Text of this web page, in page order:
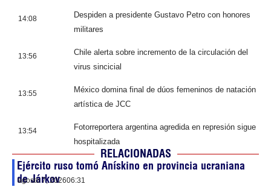
14:08
Despiden a presidente Gustavo Petro con honores
militares
13:56
Chile alerta sobre incremento de la circulación del
virus sincicial
13:55
México domina final de dúos femeninos de natación
artística de JCC
13:54
Fotorreportera argentina agredida en represión sigue
hospitalizada
RELACIONADAS
Ejército ruso tomó Anískino en provincia ucraniana
de Járkov
agosto 7, 202606:31